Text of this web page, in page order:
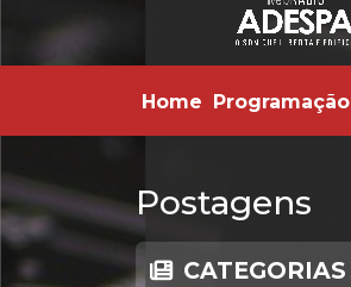
Home Programação
Postagens
CATEGORIAS